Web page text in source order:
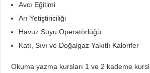
Avcı Eğitimi
Arı Yetiştiriciliği
Havuz Suyu Operatörlüğü
Katı, Sıvı ve Doğalgaz Yakıtlı Kalorifer
Okuma yazma kursları 1 ve 2 kademe